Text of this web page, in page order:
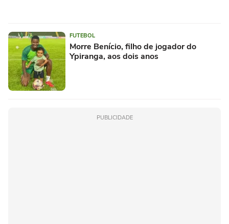
FUTEBOL
Morre Benício, filho de jogador do
Ypiranga, aos dois anos
PUBLICIDADE